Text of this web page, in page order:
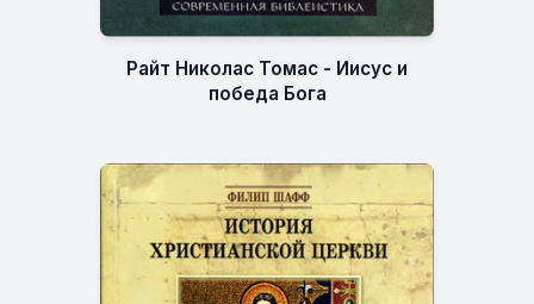
Райт Николас Томас - Иисус и
победа Бога